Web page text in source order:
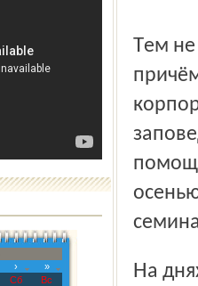
›
»
Сб
Вс
Тем не менее в нашей области работают десятки музеев,
На днях музей-заповедник провёл очередной семинар.